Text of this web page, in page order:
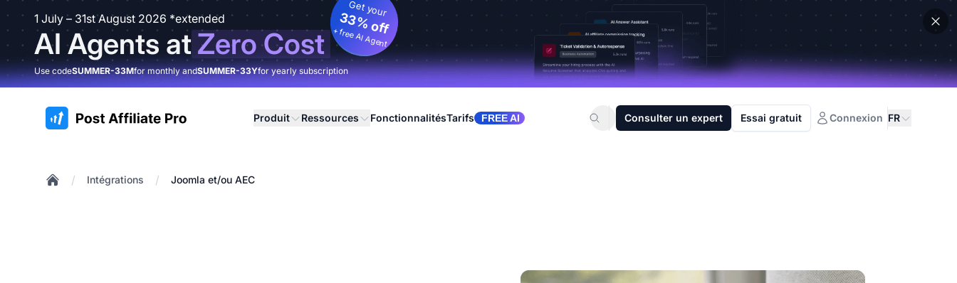
1 July – 31st August 2026 *extended
AI Agents atZero Cost
Get your
33% off
+ free AI Agent
Use codeSUMMER-33Mfor monthly andSUMMER-33Yfor yearly subscription
:site.title Produit Ressources FonctionnalitésTarifs FREE AI Consulter un expert Essai gratuit Connexion FR
/ Intégrations / Joomla et/ou AEC